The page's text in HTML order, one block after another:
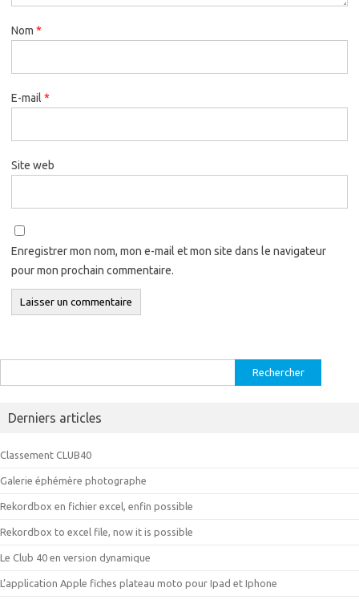
Nom *
E-mail *
Site web
Enregistrer mon nom, mon e-mail et mon site dans le navigateur
pour mon prochain commentaire.
Derniers articles
Classement CLUB40
Galerie éphémère photographe
Rekordbox en fichier excel, enfin possible
Rekordbox to excel file, now it is possible
Le Club 40 en version dynamique
L’application Apple fiches plateau moto pour Ipad et Iphone